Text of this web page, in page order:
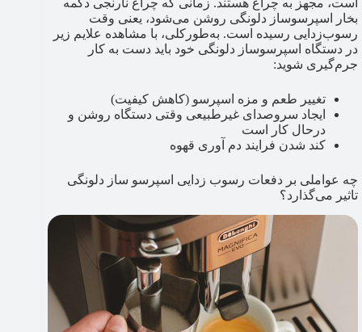
بخار اسپرسوساز دلونگی روشن می‌شود، یعنی وقت
رسوب‌زدایی رسیده است. به‌طورکلی، با مشاهده علایم زیر
در دستگاه اسپرسوساز دلونگی خود باید دست به کار
جرم‌گیری شوید:
تغییر طعم و مزه اسپرسو (کاهش کیفیت)
ایجاد سروصدای غیرطبیعی وقتی دستگاه روشن و
درحال کار است
کند شدن فرایند دم آوری قهوه
چه عواملی بر دفعات رسوب زدایی اسپرسو ساز دلونگی
تاثیر می‌گذارد؟